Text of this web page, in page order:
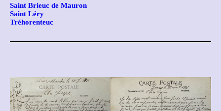
Saint Brieuc de Mauron
Saint Léry
Tréhorenteuc